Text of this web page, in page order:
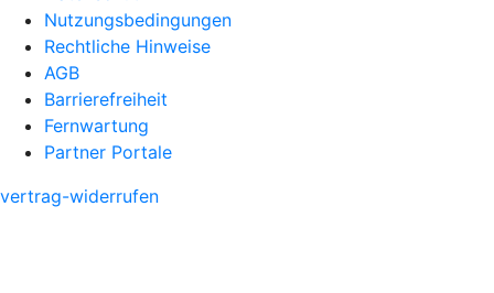
Nutzungsbedingungen
Rechtliche Hinweise
AGB
Barrierefreiheit
Fernwartung
Partner Portale
vertrag-widerrufen